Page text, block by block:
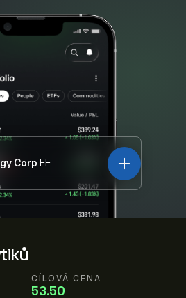
CÍLOVÁ CENA
53.50
Corp FE